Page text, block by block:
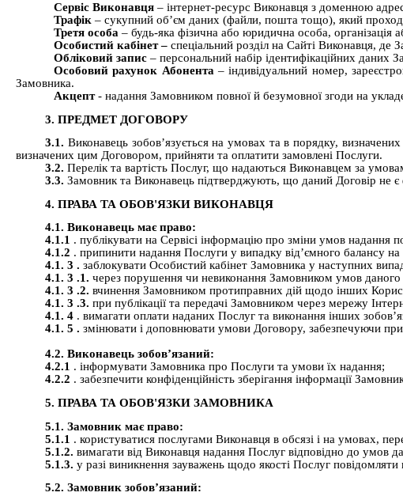
Сервіс Виконавця – інтернет-ресурс Виконавця з доменною
Трафік – сукупний об’єм даних (файли, пошта тощо), який
Третя особа – будь-яка фізична або юридична особа,
Особистий кабінет – спеціальний розділ на Сайті Виконавця,
Обліковий запис – персональний набір ідентифікаційних
Особовий рахунок Абонента – індивідуальний номер,
Замовника.
Акцепт - надання Замовником повної й безумовної згоди на
3. ПРЕДМЕТ ДОГОВОРУ
3.1. Виконавець зобов’язується на умовах та в порядку,
визначених цим Договором, прийняти та оплатити замовлені Послуги.
3.2.Перелік та вартість Послуг, що надаються Виконавцем за
3.3. Замовник та Виконавець підтверджують, що даний Договір не
4. ПРАВА ТА ОБОВ'ЯЗКИ ВИКОНАВЦЯ
4.1. Виконавець має право:
4.1.1 .публікувати наСервісіінформацію про зміни умов надання
4.1.2 . припинити надання Послуги у випадку від’ємного балансу
4.1. 3 . заблокувати Особистий кабінет Замовника у наступних
4.1. 3 .1. через порушення чи невиконання Замовником умов
4.1. 3 .2. вчинення Замовником протиправних дій щодо інших
4.1. 3 .3.при публікації та передачі Замовником через мережу
4.1. 4 . вимагати оплати наданих Послуг та виконання інших
4.1. 5 . змінювати і доповнювати умови Договору, забезпечуючи
4.2. Виконавець зобов’язаний:
4.2.1 . інформувати Замовника про Послуги та умови їх надання;
4.2.2 . забезпечити конфіденційність зберігання інформації
5. ПРАВА ТА ОБОВ'ЯЗКИ ЗАМОВНИКА
5.1. Замовник має право:
5.1.1 . користуватися послугами Виконавця в обсязі і на умовах,
5.1.2. вимагати від Виконавця надання Послуг відповідно до умов
5.1.3. у разі виникнення зауважень щодо якості Послуг
5.2. Замовник зобов’язаний: